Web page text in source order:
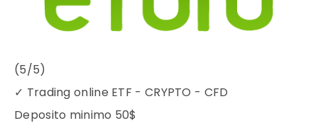
(5/5)
✓ Trading online ETF - CRYPTO - CFD
Deposito minimo 50$